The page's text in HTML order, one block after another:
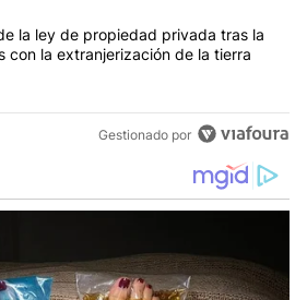
con el título "Qué queda de la ley de
la ley de propiedad privada tras la
con la extranjerización de la tierra
Gestionado por